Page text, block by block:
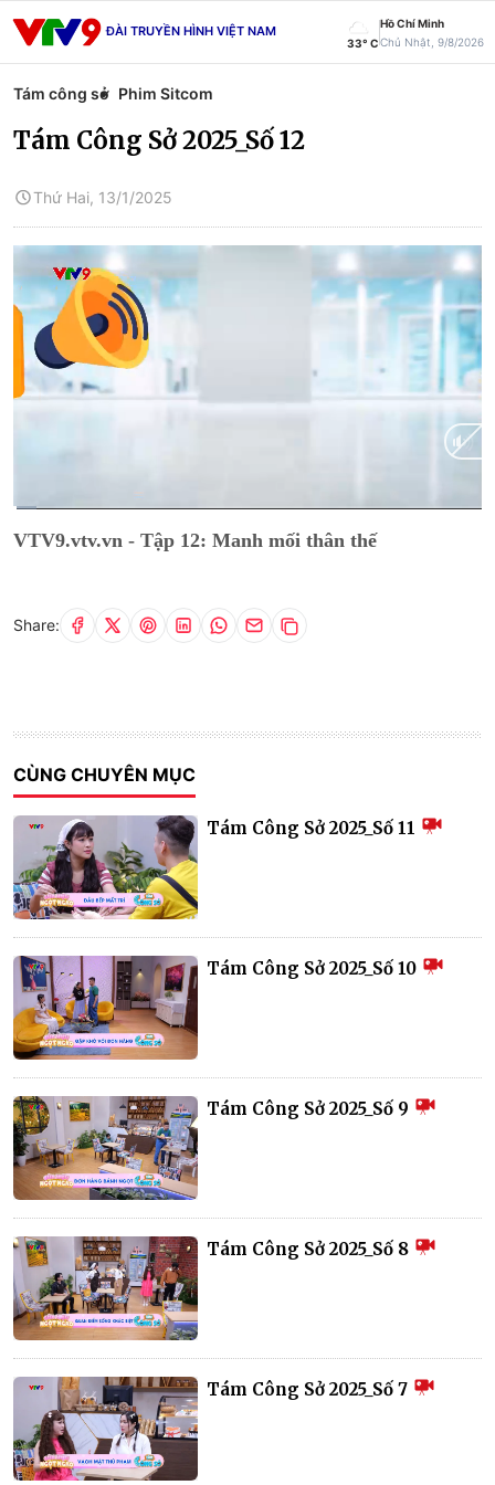
ĐÀI TRUYỀN HÌNH VIỆT NAM
33° C
Hồ Chí Minh
Chủ Nhật, 9/8/2026
Tám công sở Phim Sitcom
Tám Công Sở 2025_Số 12
Thứ Hai, 13/1/2025
VTV9.vtv.vn - Tập 12: Manh mối thân thế
Share:
CÙNG CHUYÊN MỤC
Tám Công Sở 2025_Số 11
Tám Công Sở 2025_Số 10
Tám Công Sở 2025_Số 9
Tám Công Sở 2025_Số 8
Tám Công Sở 2025_Số 7